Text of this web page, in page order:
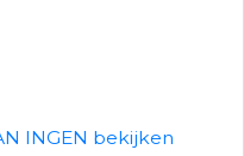
INGEN bekijken